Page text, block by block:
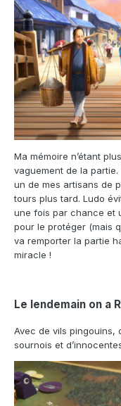
Ma mémoire n’étant
vaguement de la
un de mes artisans de
tours plus tard. Ludo
une fois par chance et
pour le protéger (mais
va remporter la partie
miracle !
Le lendemain on a
Avec de vils pingouins,
sournois et